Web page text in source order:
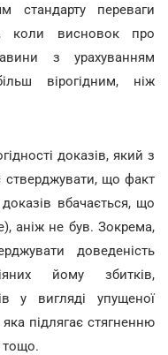
стандарту переваги
коли висновок про
з урахуванням
вірогідним, ніж
доказів, який з
що факт
вбачається, що
аніж не був. Зокрема,
доведеність
йому збитків,
у вигляді упущеної
підлягає стягненню
тощо.